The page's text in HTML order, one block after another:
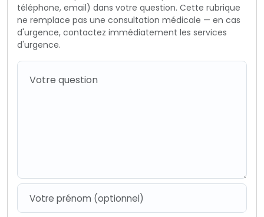
téléphone, email) dans votre question. Cette rubrique
ne remplace pas une consultation médicale — en cas
d'urgence, contactez immédiatement les services
d'urgence.